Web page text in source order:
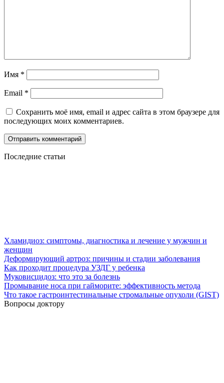
Имя *
Email *
Сохранить моё имя, email и адрес сайта в этом браузере для
последующих моих комментариев.
Последние статьи
Хламидиоз: симптомы, диагностика и лечение у мужчин и
женщин
Деформирующий артроз: причины и стадии заболевания
Как проходит процедура УЗДГ у ребенка
Муковисцидоз: что это за болезнь
Промывание носа при гайморите: эффективность метода
Что такое гастроинтестинальные стромальные опухоли (GIST)
Вопросы доктору